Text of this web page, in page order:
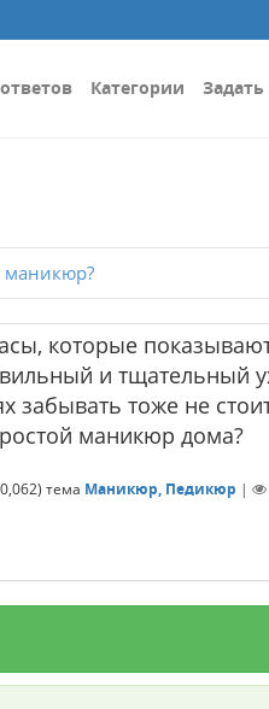
Категории
маникюр?
которые
и тщательный
забывать тоже не
маникюр дома?
) тема Маникюр, Педикюр |